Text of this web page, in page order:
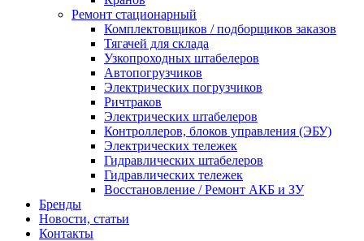
Ремонт стационарный
Комплектовщиков / подборщиков заказов
Тягачей для склада
Узкопроходных штабелеров
Автопогрузчиков
Электрических погрузчиков
Ричтраков
Электрических штабелеров
Контроллеров, блоков управления (ЭБУ)
Электрических тележек
Гидравлических штабелеров
Гидравлических тележек
Восстановление / Ремонт АКБ и ЗУ
Бренды
Новости, статьи
Контакты